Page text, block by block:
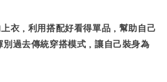
衣，利用搭配好看得單品，幫助自己
過去傳統穿搭模式，讓自己裝身為